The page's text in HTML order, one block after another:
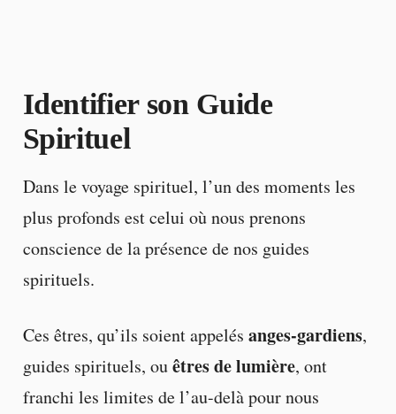
Identifier son Guide
Spirituel
Dans le voyage spirituel, l’un des moments les
plus profonds est celui où nous prenons
conscience de la présence de nos guides
spirituels.
Ces êtres, qu’ils soient appelés anges-gardiens,
guides spirituels, ouêtres de lumière, ont
franchi les limites de l’au-delà pour nous